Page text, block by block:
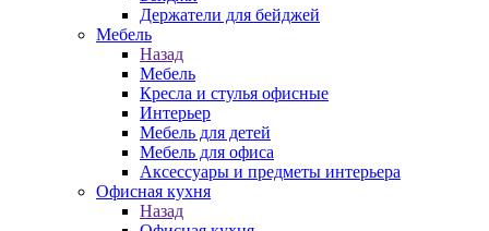
Держатели для бейджей
Мебель
Назад
Мебель
Кресла и стулья офисные
Интерьер
Мебель для детей
Мебель для офиса
Аксессуары и предметы интерьера
Офисная кухня
Назад